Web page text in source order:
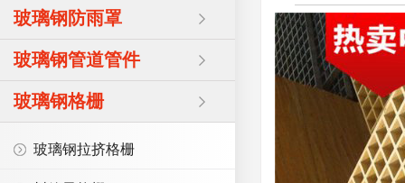
玻璃钢防雨罩
玻璃钢管道管件
玻璃钢格栅
玻璃钢拉挤格栅